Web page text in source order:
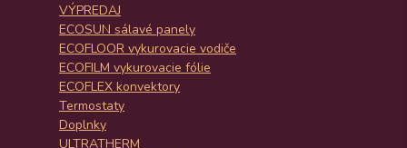
VÝPREDAJ
ECOSUN sálavé panely
ECOFLOOR vykurovacie vodiče
ECOFILM vykurovacie fólie
ECOFLEX konvektory
Termostaty
Doplnky
ULTRATHERM